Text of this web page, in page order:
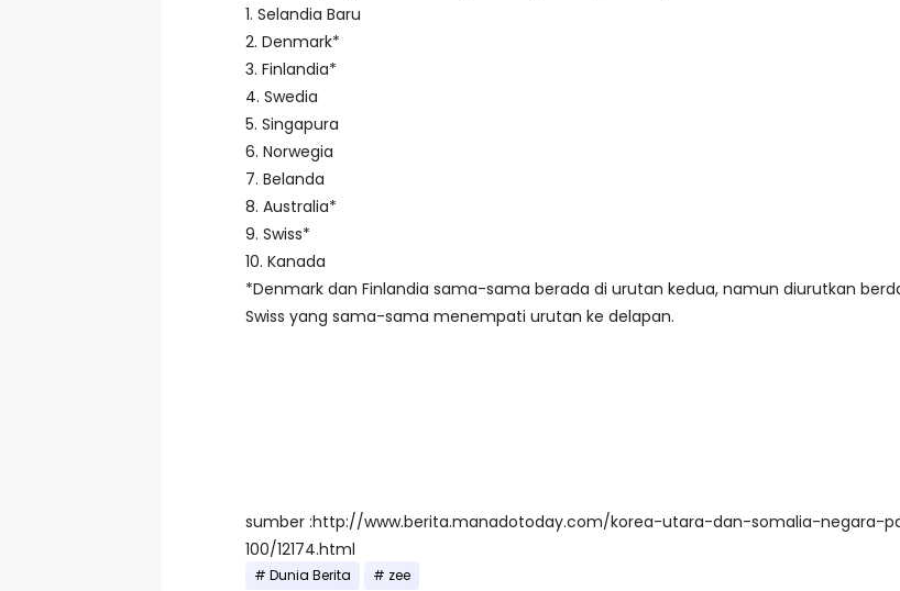
1. Selandia Baru
2. Denmark*
3. Finlandia*
4. Swedia
5. Singapura
6. Norwegia
7. Belanda
8. Australia*
9. Swiss*
10. Kanada
*Denmark dan Finlandia sama-sama berada di urutan kedua, namun diurutkan
Swiss yang sama-sama menempati urutan ke delapan.
sumber :http://www.berita.manadotoday.com/korea-utara-dan-somalia-negara-
100/12174.html
Dunia Berita zee